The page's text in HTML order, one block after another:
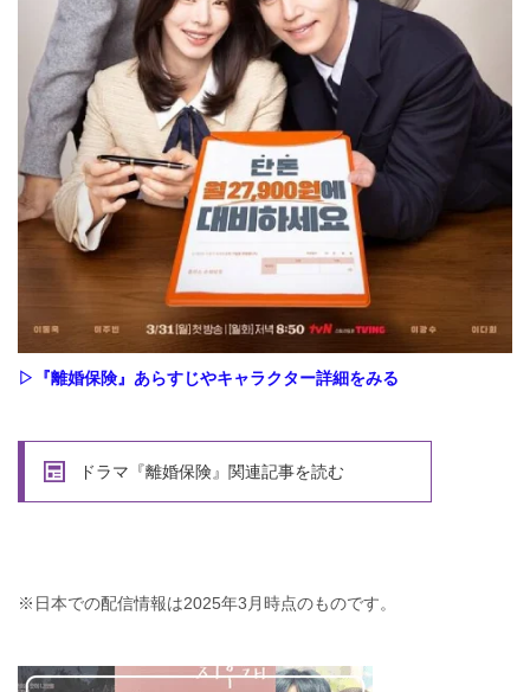
▷『離婚保険』あらすじやキャラクター詳細をみる
ドラマ『離婚保険』関連記事を読む
※日本での配信情報は2025年3月時点のものです。